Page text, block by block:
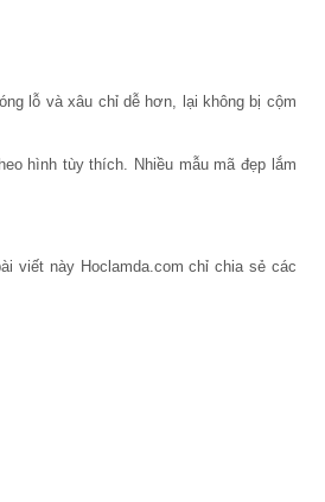
lỗ và xâu chỉ dễ hơn, lại không bị cộm
hình tùy thích. Nhiều mẫu mã đẹp lắm
viết này Hoclamda.com chỉ chia sẻ các